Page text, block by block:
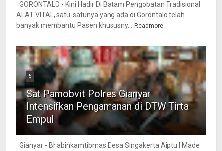
GORONTALO - Kini Hadir Di Batam Pengobatan Tradisional
ALAT VITAL, satu-satunya yang ada di Gorontalo telah
banyak membantu Pasen khususny... Readmore
5
Sat Pamobvit Polres Gianyar
Intensifkan Pengamanan di DTW Tirta
Empul
Gianyar - Bhabinkamtibmas Desa Singakerta Aiptu I Made